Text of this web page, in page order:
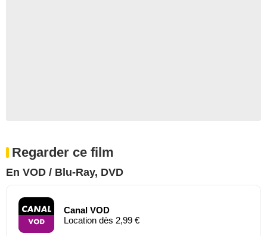
Regarder ce film
En VOD / Blu-Ray, DVD
Canal VOD
Location dès 2,99 €